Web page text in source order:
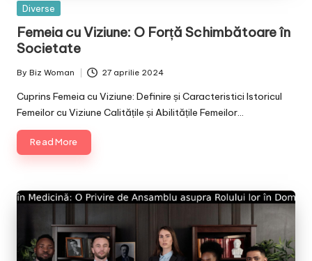
Posted
Diverse
Femeia cu Viziune: O Forță Schimbătoare în
Societate
Posted
by
By Biz Woman 27 aprilie 2024
Cuprins Femeia cu Viziune: Definire și Caracteristici Istoricul
Femeilor cu Viziune Calitățile și Abilitățile Femeilor…
Read More